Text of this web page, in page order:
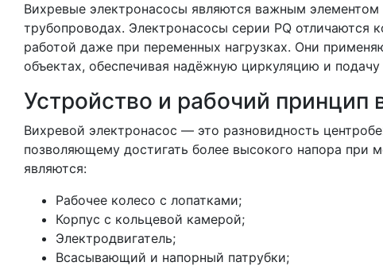
Вихревые электронасосы являются важным
трубопроводах. Электронасосы серии PQ
работой даже при переменных нагрузках. Они
объектах, обеспечивая надёжную циркуляцию и
Устройство и рабочий принцип
Вихревой электронасос — это разновидность
позволяющему достигать более высокого напора при
являются:
Рабочее колесо с лопатками;
Корпус с кольцевой камерой;
Электродвигатель;
Всасывающий и напорный патрубки;